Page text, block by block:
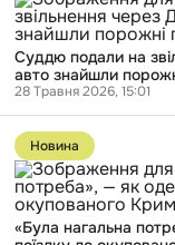
Сергія
Вовка
Суддю
подали
на
звільнення
через
ДТП
за
його
участі,
тоді
авто
знайшли
порожні
Суддю подали на
авто знайшли
28 Травня 2026, 15:01
Перейти
до
публікації
«Була
нагальна
потреба»,
Новина
«Була нагальна